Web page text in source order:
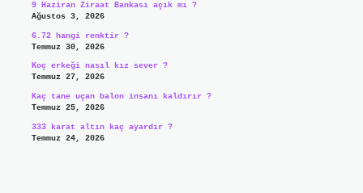
9 Haziran Ziraat Bankası açık mı ?
Ağustos 3, 2026
6.72 hangi renktir ?
Temmuz 30, 2026
Koç erkeği nasıl kız sever ?
Temmuz 27, 2026
Kaç tane uçan balon insanı kaldırır ?
Temmuz 25, 2026
333 karat altın kaç ayardır ?
Temmuz 24, 2026